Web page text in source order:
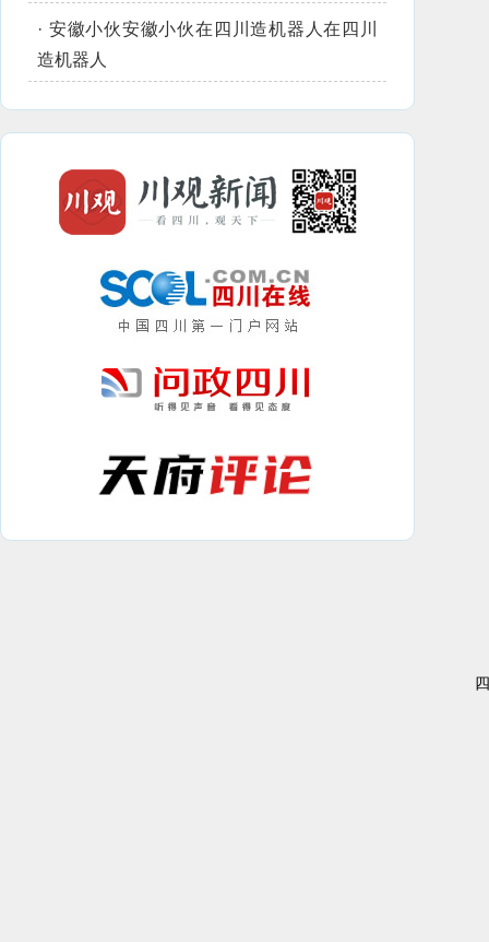
· 安徽小伙安徽小伙在四川造机器人在四川
造机器人